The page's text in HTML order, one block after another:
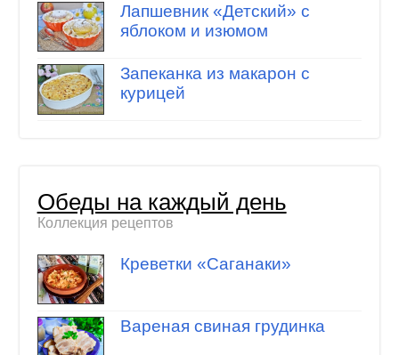
Лапшевник «Детский» с
яблоком и изюмом
Запеканка из макарон с
курицей
Обеды на каждый день
Коллекция рецептов
Креветки «Саганаки»
Вареная свиная грудинка